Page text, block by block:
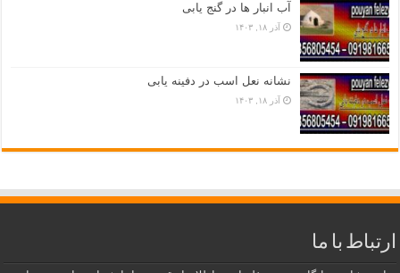
آب انبار ها در گنج یابی
آذر ۱۸, ۱۴۰۳
نشانه نعل اسب در دفینه یابی
آذر ۱۸, ۱۴۰۳
ارتباط با ما